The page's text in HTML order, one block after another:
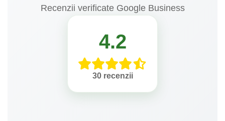
Recenzii verificate Google Business
4.2
30 recenzii